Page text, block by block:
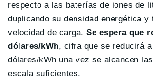
respecto a las baterías de iones de
duplicando su densidad energética y
velocidad de carga.Se espera que
dólares/kWh, cifra que se reducirá a
dólares/kWh una vez se alcancen
escala suficientes.